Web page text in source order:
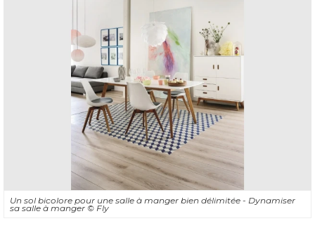
Un sol bicolore pour une salle à manger bien délimitée - Dynamiser
sa salle à manger © Fly